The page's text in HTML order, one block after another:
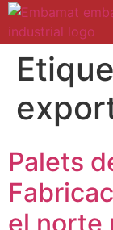
Palets
el norte